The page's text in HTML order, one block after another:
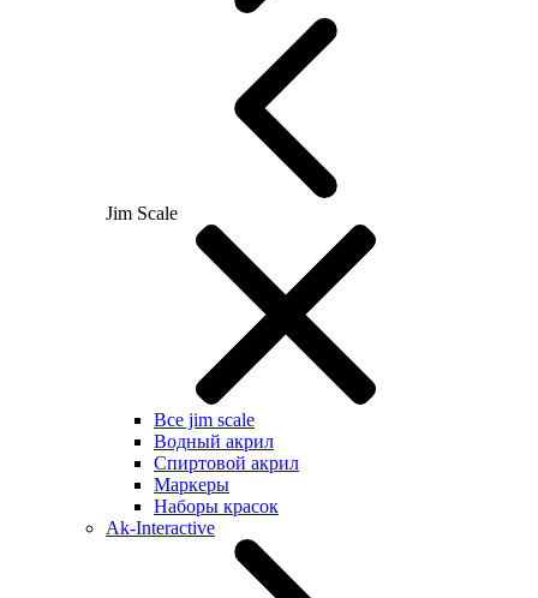
Jim Scale
Все jim scale
Водный акрил
Спиртовой акрил
Маркеры
Наборы красок
Ak-Interactive